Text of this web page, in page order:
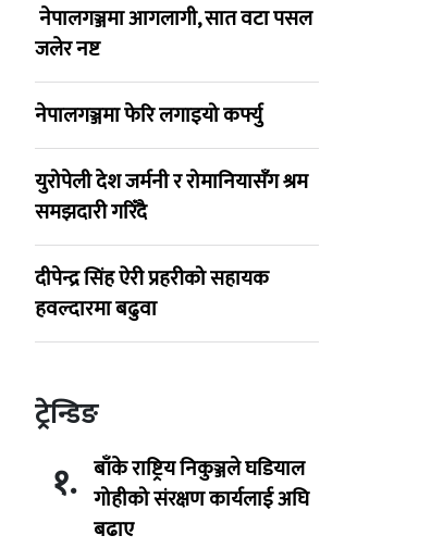
नेपालगञ्जमा आगलागी, सात वटा पसल
जलेर नष्ट
नेपालगञ्जमा फेरि लगाइयो कर्फ्यु
युरोपेली देश जर्मनी र रोमानियासँग श्रम
समझदारी गरिँदै
दीपेन्द्र सिंह ऐरी प्रहरीको सहायक
हवल्दारमा बढुवा
ट्रेन्डिङ
१. बाँके राष्ट्रिय निकुञ्जले घडियाल
गोहीको संरक्षण कार्यलाई अघि
बढाए